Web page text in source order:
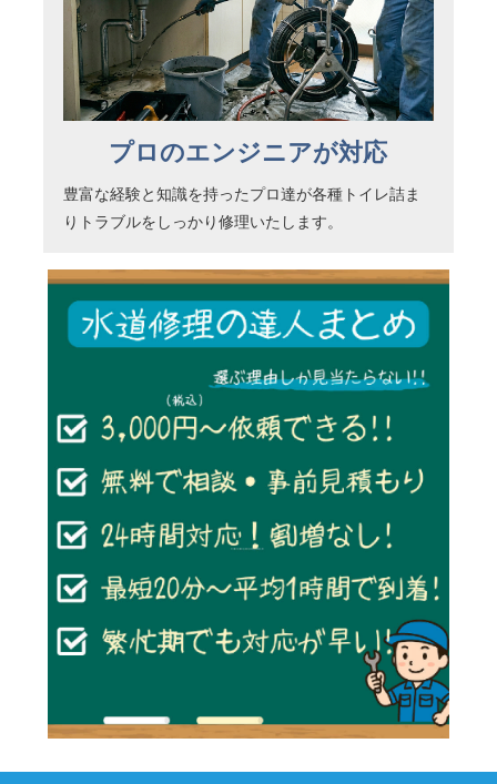
プロのエンジニアが対応
豊富な経験と知識を持ったプロ達が各種トイレ詰ま
りトラブルをしっかり修理いたします。